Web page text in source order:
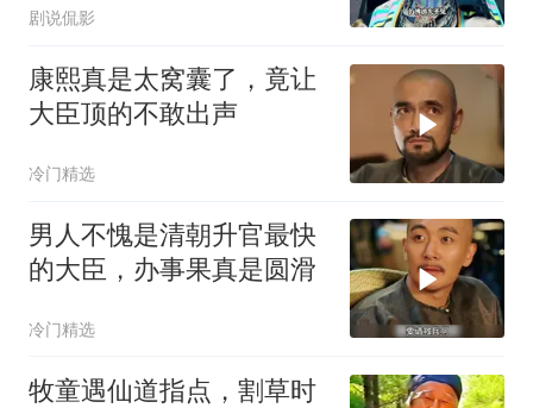
剧说侃影
康熙真是太窝囊了，竟让
大臣顶的不敢出声
冷门精选
男人不愧是清朝升官最快
的大臣，办事果真是圆滑
冷门精选
牧童遇仙道指点，割草时